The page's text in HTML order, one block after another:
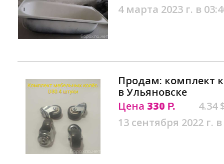
4 марта 2023 г. в
Продам: комплект
в Ульяновске
Цена 330 Р.
4.34
13 сентября 2022 г.